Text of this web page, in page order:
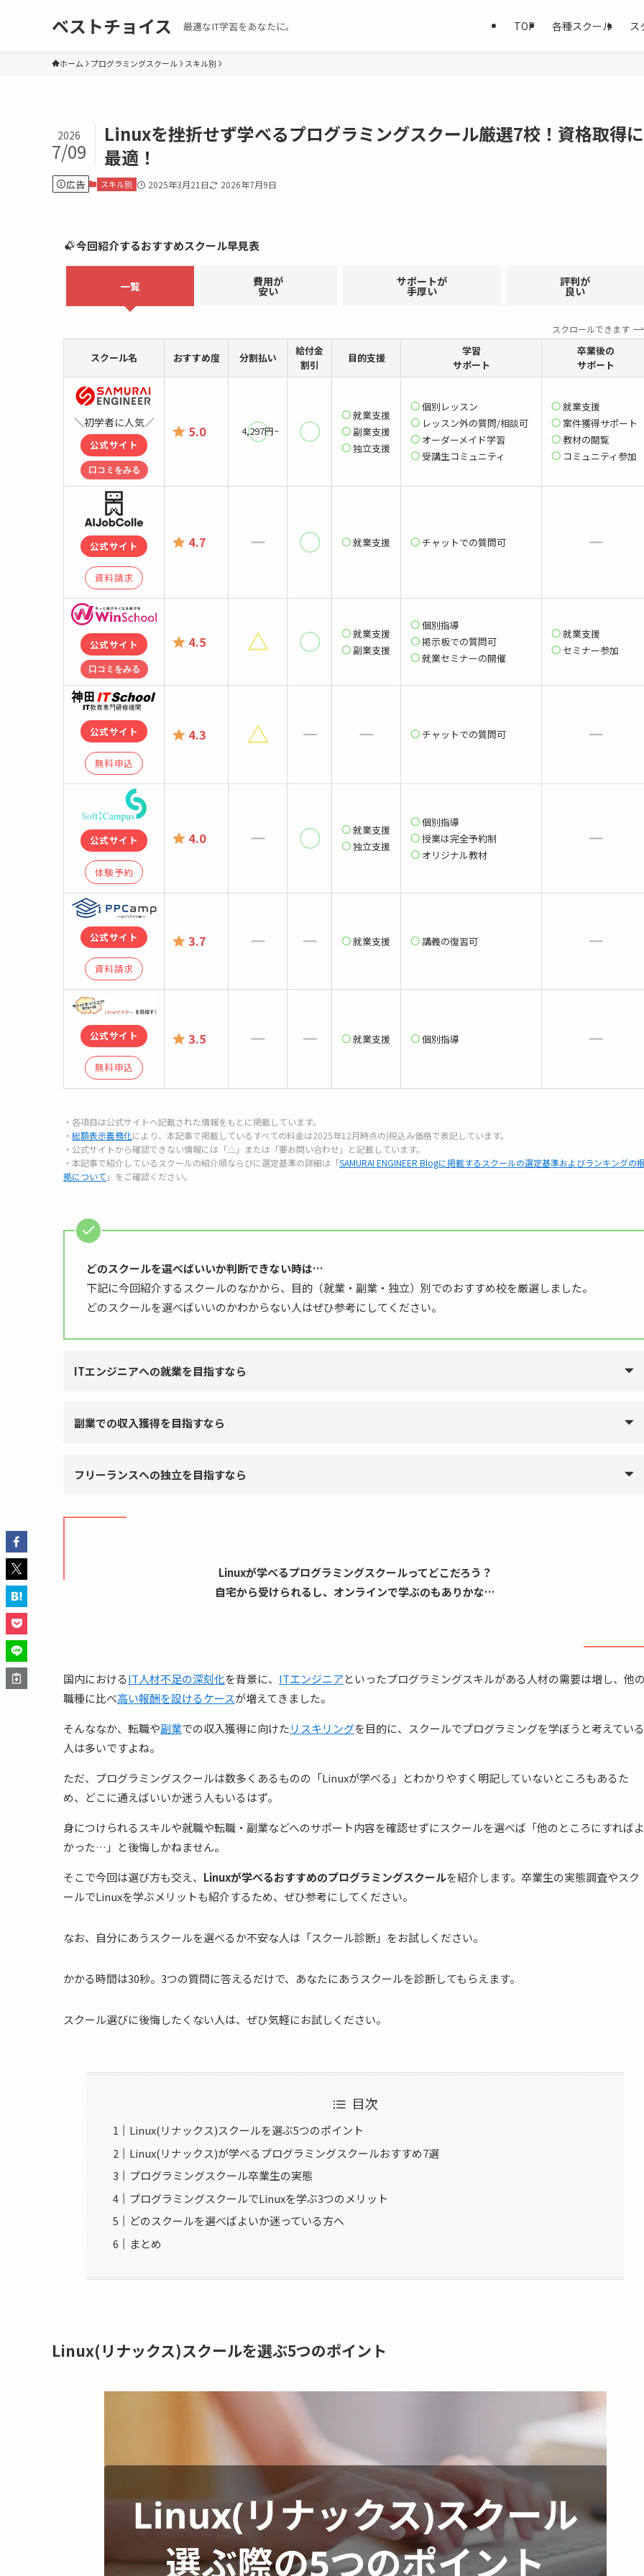
ベストチョイス 最適なIT学習をあなたに。 TOP 各種スクール ス
ホーム プログラミングスクール スキル別
Linuxを挫折せず学べるプログラミングスクール厳選7校！資格取得に
最適！
2026
7/09
広告 スキル別 2025年3月21日 2026年7月9日
今回紹介するおすすめスクール早見表
一覧 費用が
安い
サポートが
手厚い
評判が
良い
スクロールできます
スクール名 おすすめ度 分割払い
給付金
割引
目的支援
学習
サポート
卒業後の
サポート
＼初学者に人気／
公式サイト
口コミをみる
5.0 4,297円~
就業支援
副業支援
独立支援
個別レッスン
レッスン外の質問/相談可
オーダーメイド学習
受講生コミュニティ
就業支援
案件獲得サポート
教材の閲覧
コミュニティ参加
公式サイト
資料請求
4.7 就業支援 チャットでの質問可
公式サイト
口コミをみる
4.5
就業支援
副業支援
個別指導
掲示板での質問可
就業セミナーの開催
就業支援
セミナー参加
公式サイト
無料申込
4.3 チャットでの質問可
公式サイト
体験予約
4.0
就業支援
独立支援
個別指導
授業は完全予約制
オリジナル教材
公式サイト
資料請求
3.7 就業支援 講義の復習可
公式サイト
無料申込
3.5 就業支援 個別指導
・各項目は公式サイトへ記載された情報をもとに掲載しています。
・ 総額表示義務化により、本記事で掲載しているすべての料金は2025年12月時点の)税込み価格で表記しています。
・公式サイトから確認できない情報には「△」または「要お問い合わせ」と記載しています。
・本記事で紹介しているスクールの紹介順ならびに選定基準の詳細は「SAMURAI ENGINEER Blogに掲載するスクールの選定基準およびランキングの根
拠について 」をご確認ください。
どのスクールを選べばいいか判断できない時は…
下記に今回紹介するスクールのなかから、目的（就業・副業・独立）別でのおすすめ校を厳選しました。
どのスクールを選べばいいのかわからない人はぜひ参考にしてください。
ITエンジニアへの就業を目指すなら
副業での収入獲得を目指すなら
フリーランスへの独立を目指すなら
Linuxが学べるプログラミングスクールってどこだろう？
自宅から受けられるし、オンラインで学ぶのもありかな…
国内におけるIT人材不足の深刻化を背景に、 ITエンジニアといったプログラミングスキルがある人材の需要は増し、他の
職種に比べ高い報酬を設けるケースが増えてきました。
そんななか、転職や副業での収入獲得に向けたリスキリングを目的に、スクールでプログラミングを学ぼうと考えている
人は多いですよね。
ただ、プログラミングスクールは数多くあるものの「Linuxが学べる」とわかりやすく明記していないところもあるた
め、どこに通えばいいか迷う人もいるはず。
身につけられるスキルや就職や転職・副業などへのサポート内容を確認せずにスクールを選べば「他のところにすればよ
かった…」と後悔しかねません。
そこで今回は選び方も交え、 Linuxが学べるおすすめのプログラミングスクールを紹介します。卒業生の実態調査やスク
ールでLinuxを学ぶメリットも紹介するため、ぜひ参考にしてください。
なお、自分にあうスクールを選べるか不安な人は「スクール診断」をお試しください。
かかる時間は30秒。3つの質問に答えるだけで、あなたにあうスクールを診断してもらえます。
スクール選びに後悔したくない人は、ぜひ気軽にお試しください。
目次
Linux(リナックス)スクールを選ぶ5つのポイント
Linux(リナックス)が学べるプログラミングスクールおすすめ7選
プログラミングスクール卒業生の実態
プログラミングスクールでLinuxを学ぶ3つのメリット
どのスクールを選べばよいか迷っている方へ
まとめ
Linux(リナックス)スクールを選ぶ5つのポイント